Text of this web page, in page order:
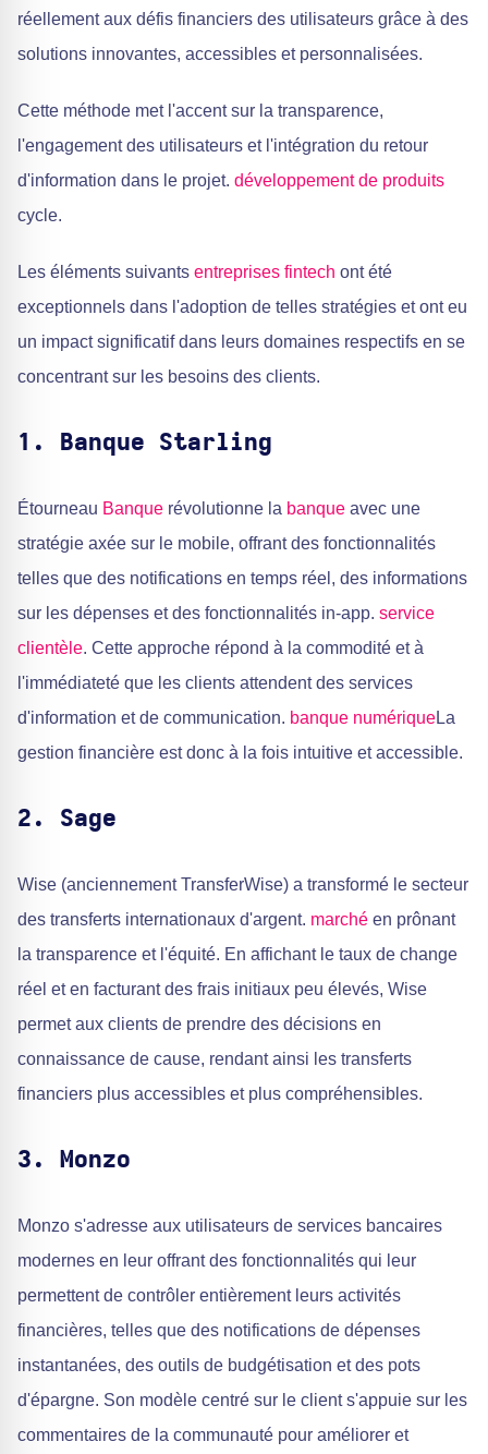
réellement aux défis financiers des utilisateurs grâce à des
solutions innovantes, accessibles et personnalisées.
Cette méthode met l'accent sur la transparence,
l'engagement des utilisateurs et l'intégration du retour
d'information dans le projet. développement de produits
cycle.
Les éléments suivants entreprises fintech ont été
exceptionnels dans l'adoption de telles stratégies et ont eu
un impact significatif dans leurs domaines respectifs en se
concentrant sur les besoins des clients.
1. Banque Starling
Étourneau Banque révolutionne la banque avec une
stratégie axée sur le mobile, offrant des fonctionnalités
telles que des notifications en temps réel, des informations
sur les dépenses et des fonctionnalités in-app. service
clientèle. Cette approche répond à la commodité et à
l'immédiateté que les clients attendent des services
d'information et de communication. banque numériqueLa
gestion financière est donc à la fois intuitive et accessible.
2. Sage
Wise (anciennement TransferWise) a transformé le secteur
des transferts internationaux d'argent. marché en prônant
la transparence et l'équité. En affichant le taux de change
réel et en facturant des frais initiaux peu élevés, Wise
permet aux clients de prendre des décisions en
connaissance de cause, rendant ainsi les transferts
financiers plus accessibles et plus compréhensibles.
3. Monzo
Monzo s'adresse aux utilisateurs de services bancaires
modernes en leur offrant des fonctionnalités qui leur
permettent de contrôler entièrement leurs activités
financières, telles que des notifications de dépenses
instantanées, des outils de budgétisation et des pots
d'épargne. Son modèle centré sur le client s'appuie sur les
commentaires de la communauté pour améliorer et